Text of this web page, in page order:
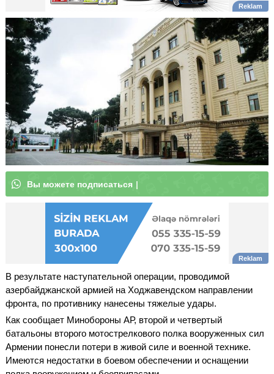
Вы мож|
В результате наступательной операции, проводимой
азербайджанской армией на Ходжавендском направлении
фронта, по противнику нанесены тяжелые удары.
Как сообщает Минобороны АР, второй и четвертый
батальоны второго мотострелкового полка вооруженных сил
Армении понесли потери в живой силе и военной технике.
Имеются недостатки в боевом обеспечении и оснащении